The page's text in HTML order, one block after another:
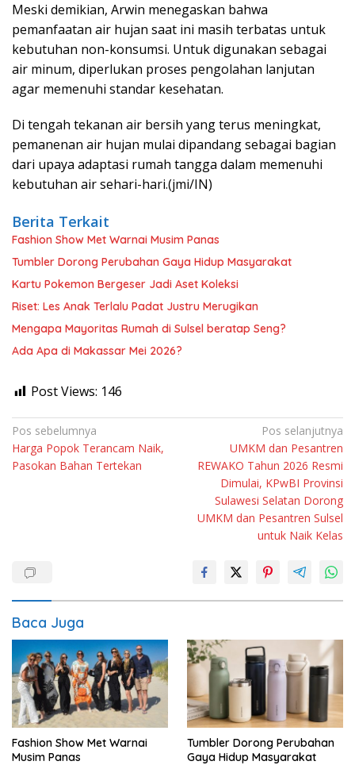
Meski demikian, Arwin menegaskan bahwa
pemanfaatan air hujan saat ini masih terbatas untuk
kebutuhan non-konsumsi. Untuk digunakan sebagai
air minum, diperlukan proses pengolahan lanjutan
agar memenuhi standar kesehatan.
Di tengah tekanan air bersih yang terus meningkat,
pemanenan air hujan mulai dipandang sebagai bagian
dari upaya adaptasi rumah tangga dalam memenuhi
kebutuhan air sehari-hari.(jmi/IN)
Berita Terkait
Fashion Show Met Warnai Musim Panas
Tumbler Dorong Perubahan Gaya Hidup Masyarakat
Kartu Pokemon Bergeser Jadi Aset Koleksi
Riset: Les Anak Terlalu Padat Justru Merugikan
Mengapa Mayoritas Rumah di Sulsel beratap Seng?
Ada Apa di Makassar Mei 2026?
Post Views: 146
Navigasi
pos
Pos sebelumnya
Harga Popok Terancam Naik,
Pasokan Bahan Tertekan
Pos selanjutnya
UMKM dan Pesantren
REWAKO Tahun 2026 Resmi
Dimulai, KPwBI Provinsi
Sulawesi Selatan Dorong
UMKM dan Pesantren Sulsel
untuk Naik Kelas
Baca Juga
Fashion Show Met Warnai
Musim Panas
Tumbler Dorong Perubahan
Gaya Hidup Masyarakat